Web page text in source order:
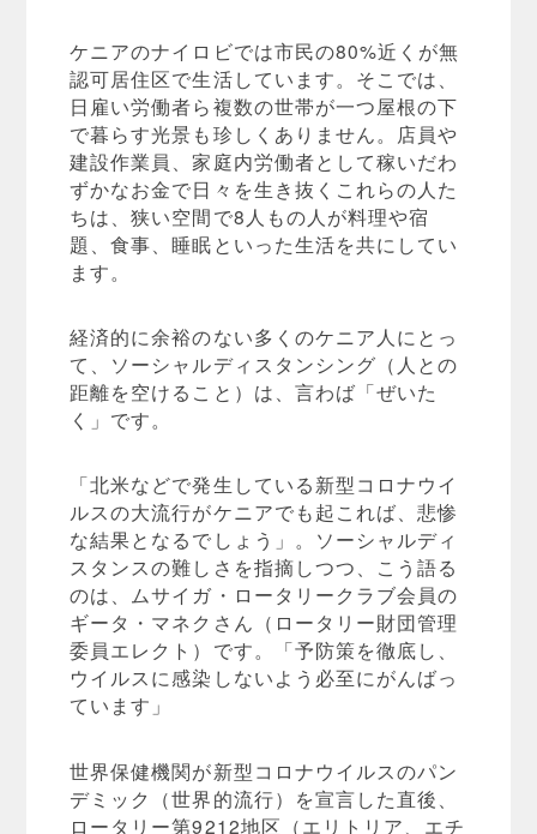
ケニアのナイロビでは市民の80%近くが無
認可居住区で生活しています。そこでは、
日雇い労働者ら複数の世帯が一つ屋根の下
で暮らす光景も珍しくありません。店員や
建設作業員、家庭内労働者として稼いだわ
ずかなお金で日々を生き抜くこれらの人た
ちは、狭い空間で8人もの人が料理や宿
題、食事、睡眠といった生活を共にしてい
ます。
経済的に余裕のない多くのケニア人にとっ
て、ソーシャルディスタンシング（人との
距離を空けること）は、言わば「ぜいた
く」です。
「北米などで発生している新型コロナウイ
ルスの大流行がケニアでも起これば、悲惨
な結果となるでしょう」。ソーシャルディ
スタンスの難しさを指摘しつつ、こう語る
のは、ムサイガ・ロータリークラブ会員の
ギータ・マネクさん（ロータリー財団管理
委員エレクト）です。「予防策を徹底し、
ウイルスに感染しないよう必至にがんばっ
ています」
世界保健機関が新型コロナウイルスのパン
デミック（世界的流行）を宣言した直後、
ロータリー第9212地区（エリトリア、エチ